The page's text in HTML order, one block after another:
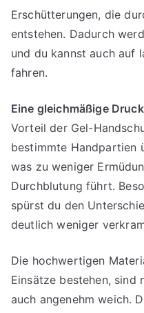
Erschütterungen, die
entstehen. Dadurch
und du kannst auch auf
fahren.
Eine gleichmäßige
Vorteil der Gel-
bestimmte Handpartien
was zu weniger
Durchblutung führt.
spürst du den
deutlich weniger
Die hochwertigen
Einsätze bestehen, sind
auch angenehm weich.